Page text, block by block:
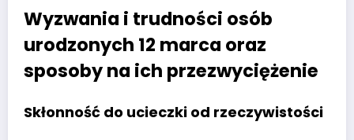
Wyzwania i trudności osób
urodzonych 12 marca oraz
sposoby na ich przezwyciężenie
Skłonność do ucieczki od rzeczywistości